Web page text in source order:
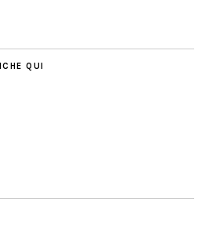
QUI